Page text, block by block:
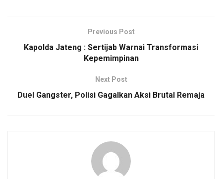
Previous Post
Kapolda Jateng : Sertijab Warnai Transformasi
Kepemimpinan
Next Post
Duel Gangster, Polisi Gagalkan Aksi Brutal Remaja